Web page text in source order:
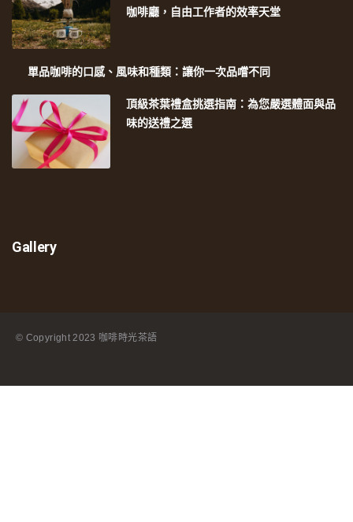
咖啡廳，自由工作者的效率天堂
單品咖啡的口感、風味和種類：讓你一次品嚐不同
頂級茶葉禮盒挑選指南：為您嚴選體面與品
味的送禮之選
Gallery
© Copyright2023 咖啡時光茶語